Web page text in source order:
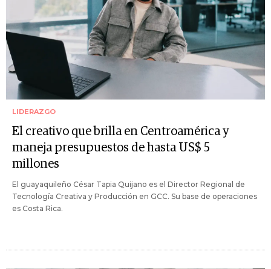
LIDERAZGO
El creativo que brilla en Centroamérica y
maneja presupuestos de hasta US$ 5
millones
El guayaquileño César Tapia Quijano es el Director Regional de
Tecnología Creativa y Producción en GCC. Su base de operaciones
es Costa Rica.